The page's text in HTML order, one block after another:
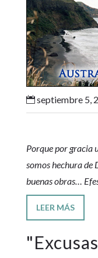
septiembre 5,
Porque por gracia
somos hechura de
buenas obras…
LEER MÁS
"Excusas